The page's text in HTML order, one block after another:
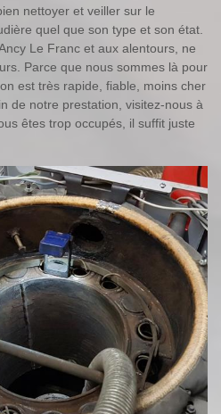
nettoyer et veiller sur le
quel que son type et son état.
Le Franc et aux alentours, ne
Parce que nous sommes là pour
est très rapide, fiable, moins cher
de notre prestation, visitez-nous à
êtes trop occupés, il suffit juste